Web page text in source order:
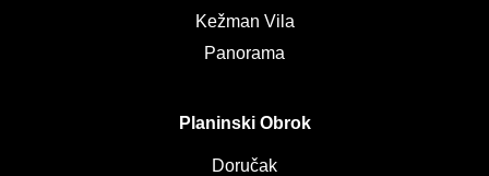
Kežman Vila
Panorama
Planinski Obrok
Doručak